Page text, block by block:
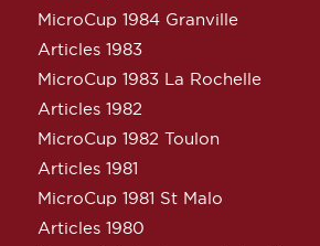
MicroCup 1984 Granville
Articles 1983
MicroCup 1983 La Rochelle
Articles 1982
MicroCup 1982 Toulon
Articles 1981
MicroCup 1981 St Malo
Articles 1980